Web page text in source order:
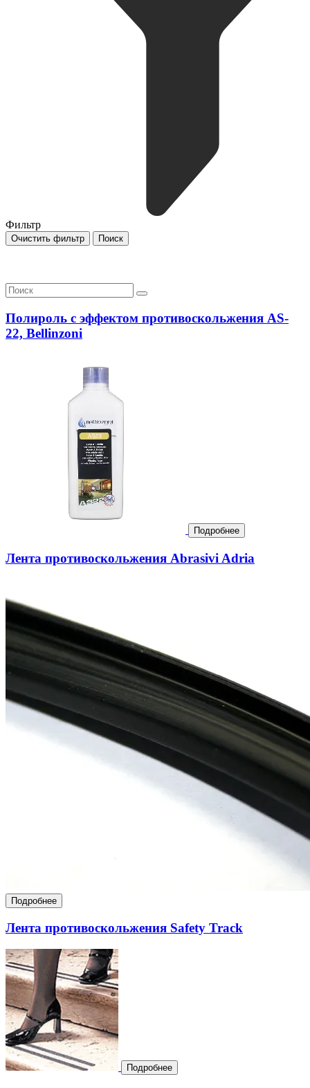
Фильтр
Полироль с эффектом противоскольжения AS-
22, Bellinzoni
Подробнее
Лента противоскольжения Abrasivi Adria
Подробнее
Лента противоскольжения Safety Track
Подробнее